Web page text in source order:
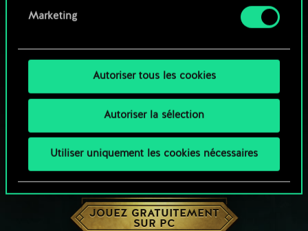
Marketing
Autoriser tous les cookies
Autoriser la sélection
Utiliser uniquement les cookies nécessaires
UNE PETITE PARTIE DE GWENT ?
JOUEZ GRATUITEMENT
SUR PC